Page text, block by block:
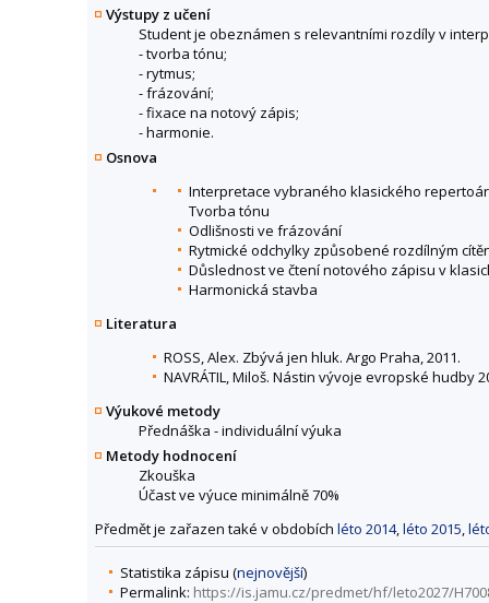
Výstupy z učení
Student je obeznámen s relevantními rozdíly v
- tvorba tónu;
- rytmus;
- frázování;
- fixace na notový zápis;
- harmonie.
Osnova
Interpretace vybraného klasického
Tvorba tónu
Odlišnosti ve frázování
Rytmické odchylky způsobené rozdílným
Důslednost ve čtení notového zápisu v
Harmonická stavba
Literatura
ROSS, Alex. Zbývá jen hluk. Argo Praha, 2011.
NAVRÁTIL, Miloš. Nástin vývoje evropské hudby
Výukové metody
Přednáška - individuální výuka
Metody hodnocení
Zkouška
Účast ve výuce minimálně 70%
Předmět je zařazen také v obdobích léto 2014,léto 2015,
Statistika zápisu (nejnovější)
Permalink: https://is.jamu.cz/predmet/hf/leto2027/